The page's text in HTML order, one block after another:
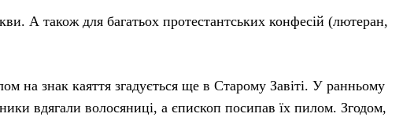
А також для багатьох протестантських конфесій (лютеран,
на знак каяття згадується ще в Старому Завіті. У ранньому
вдягали волосяниці, а єпископ посипав їх пилом. Згодом,